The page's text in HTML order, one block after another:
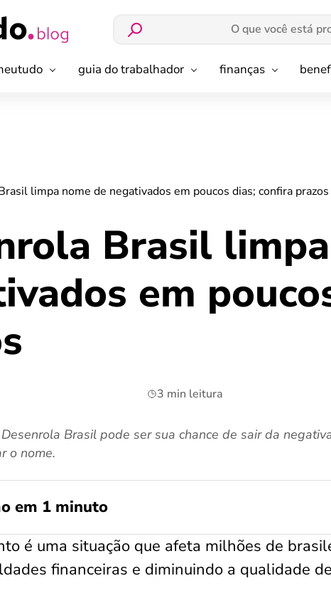
guia do trabalhador finanças
limpa nome de negativados em poucos dias; confira prazos
Brasil
em
3 min leitura
Brasil pode ser sua chance de sair da
o nome.
em 1 minuto
é uma situação que afeta milhões de
financeiras e diminuindo a qualidade